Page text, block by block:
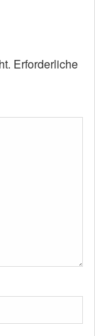
Erforderliche